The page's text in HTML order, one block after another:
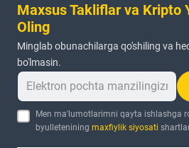
Maxsus Takliflar va Kripto
Oling
Minglab obunachilarga qo'shiling va
bo'lmasin.
Men ma'lumotlarimni qayta ishlashga
byulleteniningmaxfiylik siyosati